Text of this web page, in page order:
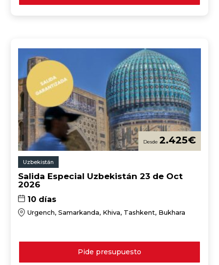
2.425€
Uzbekistán
Salida Especial Uzbekistán 23 de Oct
2026
10 días
Urgench, Samarkanda, Khiva, Tashkent, Bukhara
Pide presupuesto